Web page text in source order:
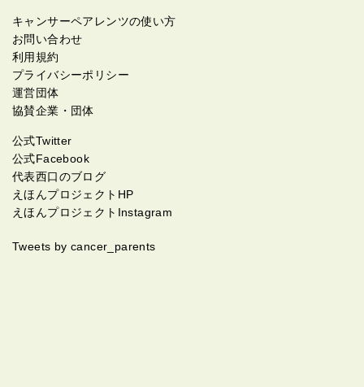
キャンサーペアレンツの使い方
お問い合わせ
利用規約
プライバシーポリシー
運営団体
協賛企業・団体
公式Twitter
公式Facebook
代表西口のブログ
えほんプロジェクトHP
えほんプロジェクトInstagram
Tweets by cancer_parents